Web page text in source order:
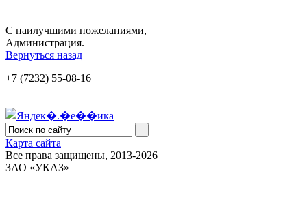
С наилучшими пожеланиями,
Администрация.
Вернуться назад
+7 (7232) 55-08-16
Карта сайта
Все права защищены, 2013-2026
ЗАО «УКАЗ»